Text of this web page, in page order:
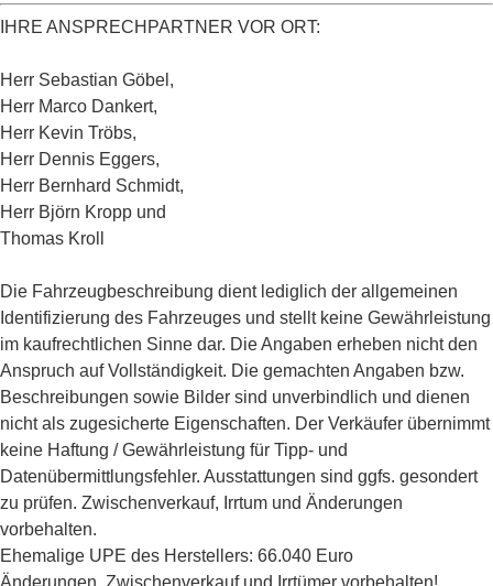
IHRE ANSPRECHPARTNER VOR ORT:
Herr Sebastian Göbel,
Herr Marco Dankert,
Herr Kevin Tröbs,
Herr Dennis Eggers,
Herr Bernhard Schmidt,
Herr Björn Kropp und
Thomas Kroll
Die Fahrzeugbeschreibung dient lediglich der allgemeinen
Identifizierung des Fahrzeuges und stellt keine Gewährleistung
im kaufrechtlichen Sinne dar. Die Angaben erheben nicht den
Anspruch auf Vollständigkeit. Die gemachten Angaben bzw.
Beschreibungen sowie Bilder sind unverbindlich und dienen
nicht als zugesicherte Eigenschaften. Der Verkäufer übernimmt
keine Haftung / Gewährleistung für Tipp- und
Datenübermittlungsfehler. Ausstattungen sind ggfs. gesondert
zu prüfen. Zwischenverkauf, Irrtum und Änderungen
vorbehalten.
Ehemalige UPE des Herstellers: 66.040 Euro
Änderungen, Zwischenverkauf und Irrtümer vorbehalten!